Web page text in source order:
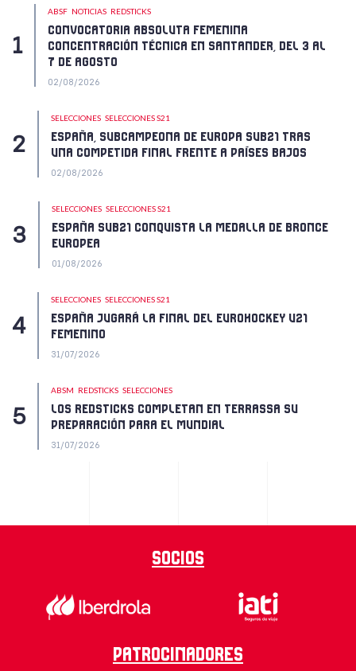
ABSF NOTICIAS REDSTICKS
CONVOCATORIA ABSOLUTA FEMENINA
CONCENTRACIÓN TÉCNICA EN SANTANDER, DEL 3 AL
7 DE AGOSTO
02/08/2026
SELECCIONES SELECCIONES S21
ESPAÑA, SUBCAMPEONA DE EUROPA SUB21 TRAS
UNA COMPETIDA FINAL FRENTE A PAÍSES BAJOS
02/08/2026
SELECCIONES SELECCIONES S21
ESPAÑA SUB21 CONQUISTA LA MEDALLA DE BRONCE
EUROPEA
01/08/2026
SELECCIONES SELECCIONES S21
ESPAÑA JUGARÁ LA FINAL DEL EUROHOCKEY U21
FEMENINO
31/07/2026
ABSM REDSTICKS SELECCIONES
LOS REDSTICKS COMPLETAN EN TERRASSA SU
PREPARACIÓN PARA EL MUNDIAL
31/07/2026
Socios
Patrocinadores